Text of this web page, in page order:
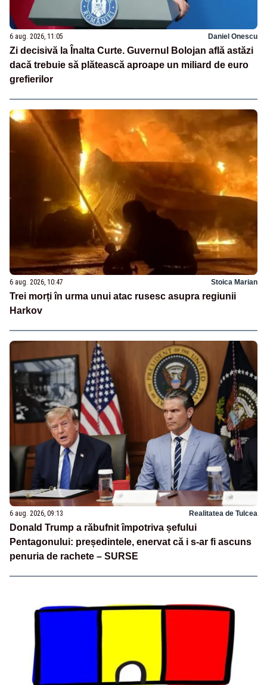
6 aug. 2026, 11:05 Daniel Onescu
Zi decisivă la Înalta Curte. Guvernul Bolojan află astăzi
dacă trebuie să plătească aproape un miliard de euro
grefierilor
6 aug. 2026, 10:47 Stoica Marian
Trei morți în urma unui atac rusesc asupra regiunii
Harkov
6 aug. 2026, 09:13 Realitatea de Tulcea
Donald Trump a răbufnit împotriva șefului
Pentagonului: președintele, enervat că i s-ar fi ascuns
penuria de rachete – SURSE